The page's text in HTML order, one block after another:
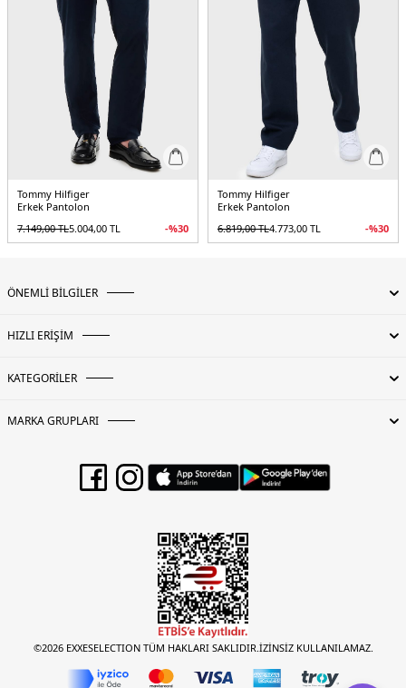
Tommy Hilfiger
Erkek Pantolon
7.149,00TL5.004,00 TL -%30
Tommy Hilfiger
Erkek Pantolon
6.819,00TL4.773,00 TL -%30
ÖNEMLİ BİLGİLER
HIZLI ERİŞİM
KATEGORİLER
MARKA GRUPLARI
©2026 EXXESELECTION TÜM HAKLARI SAKLIDIR.İZİNSİZ KULLANILAMAZ.